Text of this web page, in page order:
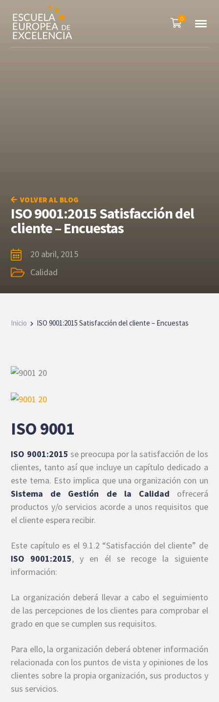
0
VOLVER AL BLOG
ISO 9001:2015 Satisfacción del
cliente – Encuestas
20 abril, 2015
Calidad
Inicio ISO 9001:2015 Satisfacción del cliente – Encuestas
ISO 9001
ISO 9001:2015 se preocupa por la satisfacción de los
clientes, tanto así que incluye un capítulo dedicado a
este tema. Esto implica que una organización con un
Sistema de Gestión de la Calidad ofrecerá
productos y/o servicios acorde a unos requisitos que
el cliente espera recibir.
Este capítulo es el 9.1.2 “Satisfacción del cliente” de
ISO 9001:2015, y en él se recoge la siguiente
información:
La organización deberá llevar a cabo el seguimiento
de las percepciones de los clientes para comprobar el
grado en que se cumplen sus requisitos.
Para ello, la organización deberá obtener información
relacionada con los puntos de vista y opiniones de los
clientes sobre la propia organización, sus productos y
sus servicios.